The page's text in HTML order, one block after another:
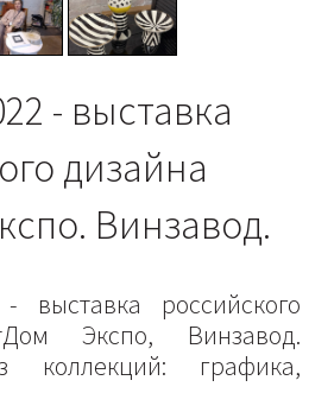
- выставка
дизайна
Винзавод.
выставка российского
Экспо, Винзавод.
коллекций: графика,